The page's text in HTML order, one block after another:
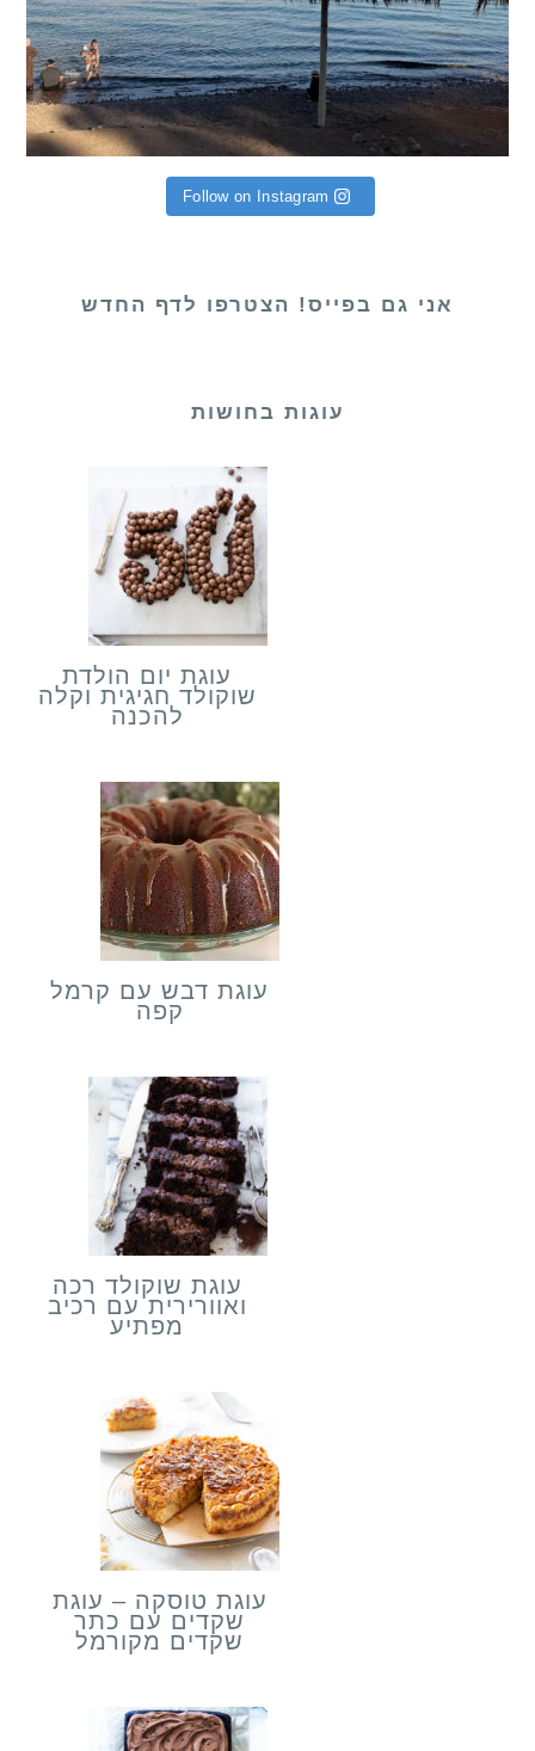
Follow on Instagram
אני גם בפייס! הצטרפו לדף החדש
עוגות בחושות
עוגת יום הולדת
שוקולד חגיגית וקלה
להכנה
עוגת דבש עם קרמל
קפה
עוגת שוקולד רכה
ואוורירית עם רכיב
מפתיע
עוגת טוסקה – עוגת
שקדים עם כתר
שקדים מקורמל